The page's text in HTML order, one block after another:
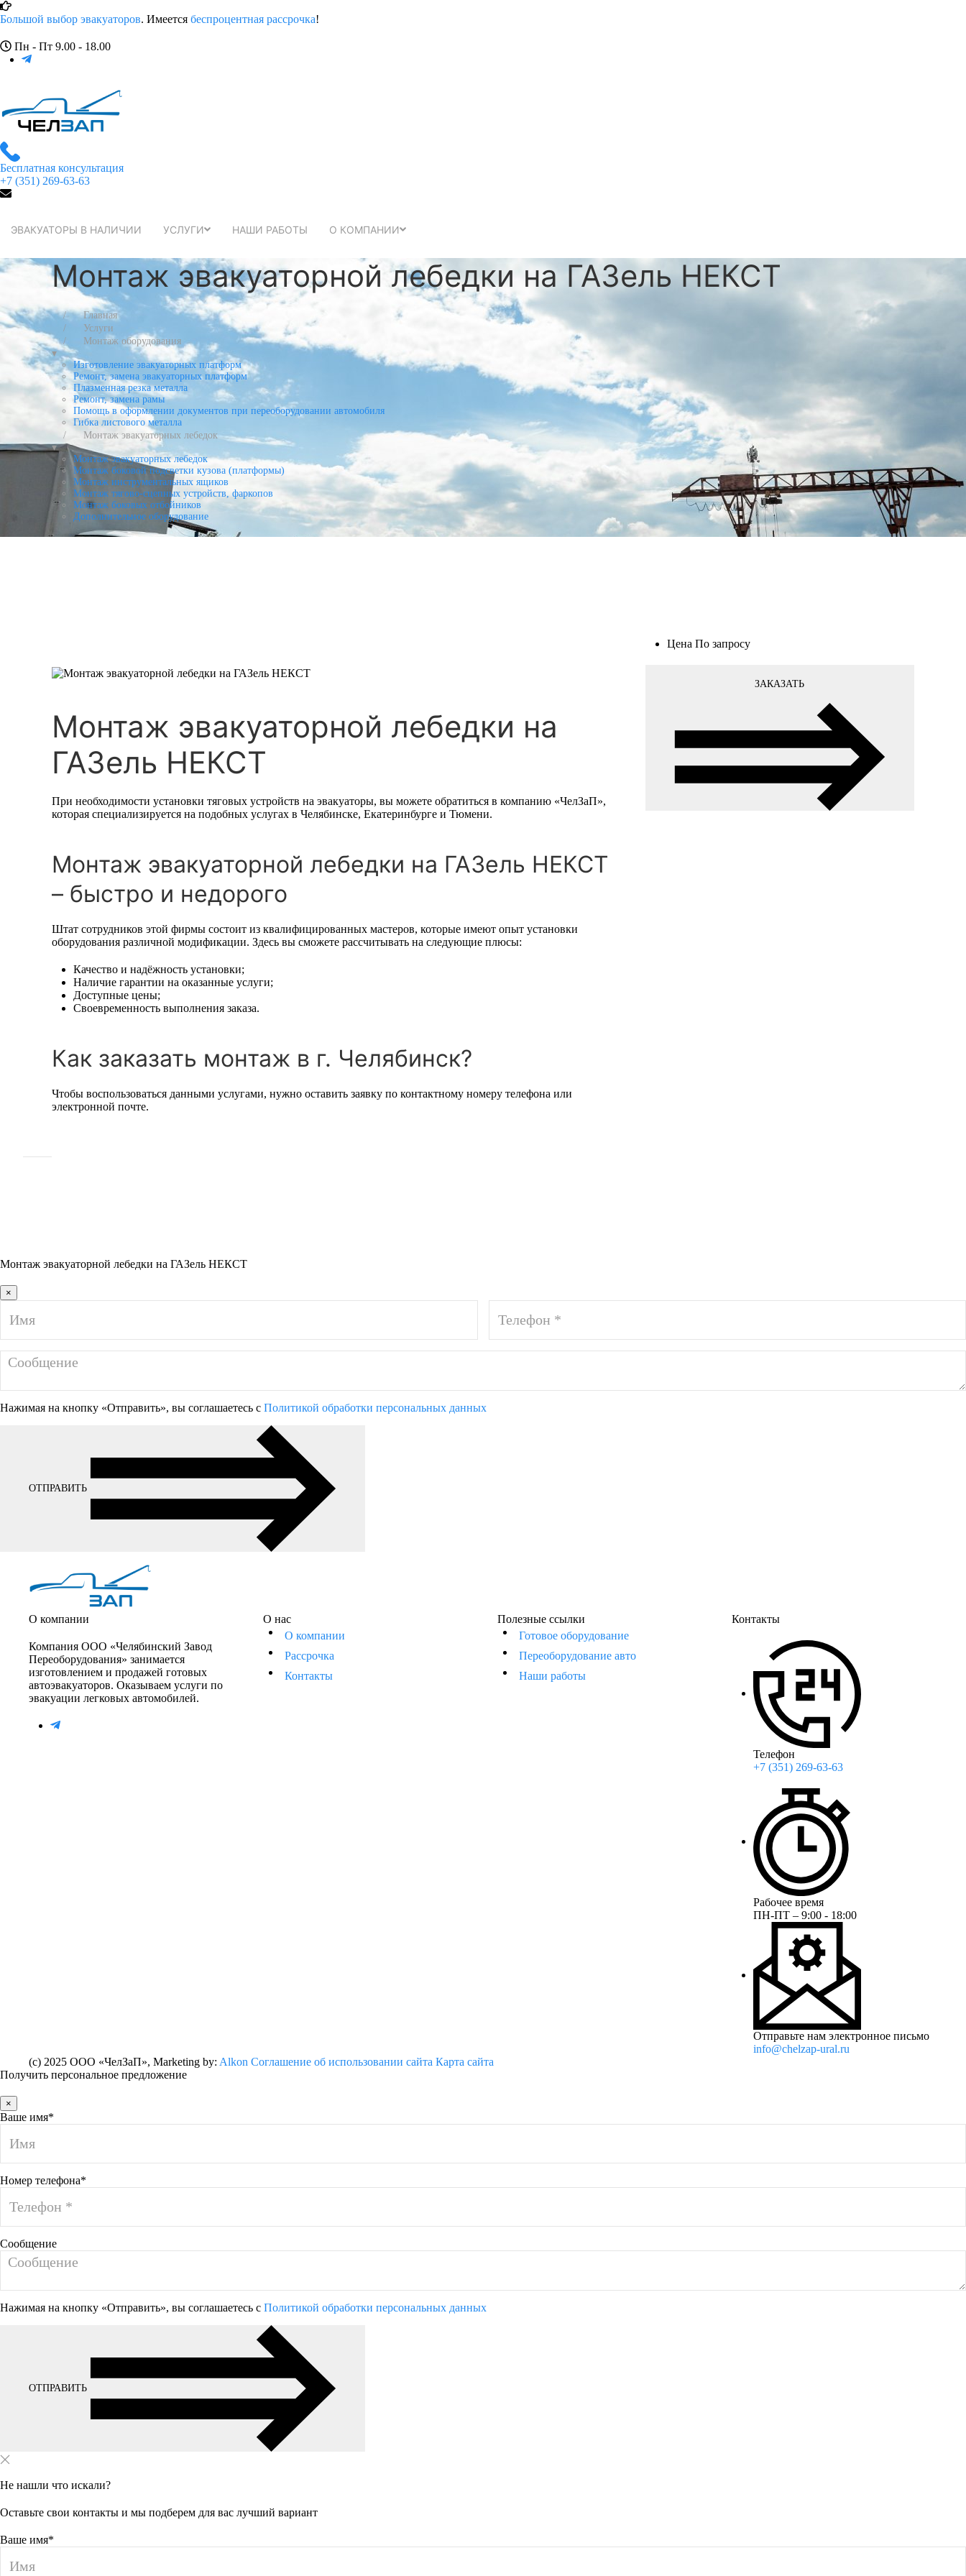
Большой выбор эвакуаторов. Имеется беспроцентная рассрочка!
Пн - Пт 9.00 - 18.00
Бесплатная консультация
+7 (351) 269-63-63
ЭВАКУАТОРЫ В НАЛИЧИИ УСЛУГИ НАШИ РАБОТЫ О КОМПАНИИ
Монтаж эвакуаторной лебедки на ГАЗель НЕКСТ
Главная
Услуги
Монтаж оборудования
▾
Изготовление эвакуаторных платформ
Ремонт, замена эвакуаторных платформ
Плазменная резка металла
Ремонт, замена рамы
Помощь в оформлении документов при переоборудовании автомобиля
Гибка листового металла
Монтаж эвакуаторных лебедок
▾
Монтаж эвакуаторных лебедок
Монтаж боковой подсветки кузова (платформы)
Монтаж инструментальных ящиков
Монтаж тягово-сцепных устройств, фаркопов
Монтаж боковых отбойников
Дополнительное оборудование
Монтаж эвакуаторной лебедки на
ГАЗель НЕКСТ
При необходимости установки тяговых устройств на эвакуаторы, вы можете обратиться в компанию «ЧелЗаП»,
которая специализируется на подобных услугах в Челябинске, Екатеринбурге и Тюмени.
Монтаж эвакуаторной лебедки на ГАЗель НЕКСТ
– быстро и недорого
Штат сотрудников этой фирмы состоит из квалифицированных мастеров, которые имеют опыт установки
оборудования различной модификации. Здесь вы сможете рассчитывать на следующие плюсы:
Качество и надёжность установки;
Наличие гарантии на оказанные услуги;
Доступные цены;
Своевременность выполнения заказа.
Как заказать монтаж в г. Челябинск?
Чтобы воспользоваться данными услугами, нужно оставить заявку по контактному номеру телефона или
электронной почте.
Цена По запросу
ЗАКАЗАТЬ
Монтаж эвакуаторной лебедки на ГАЗель НЕКСТ
×
Нажимая на кнопку «Отправить», вы соглашаетесь с Политикой обработки персональных данных
ОТПРАВИТЬ
О компании
Компания ООО «Челябинский Завод
Переоборудования» занимается
изготовлением и продажей готовых
автоэвакуаторов. Оказываем услуги по
эвакуации легковых автомобилей.
Контакты
Телефон
+7 (351) 269-63-63
Рабочее время
ПН-ПТ – 9:00 - 18:00
Отправьте нам электронное письмо
info@chelzap-ural.ru
О нас
О компании
Рассрочка
Контакты
Полезные ссылки
Готовое оборудование
Переоборудование авто
Наши работы
(c) 2025 ООО «ЧелЗаП», Marketing by: Alkon Соглашение об использовании сайта Карта сайта
Получить персональное предложение
×
Ваше имя*
Номер телефона*
Сообщение
Нажимая на кнопку «Отправить», вы соглашаетесь с Политикой обработки персональных данных
ОТПРАВИТЬ
Не нашли что искали?
Оставьте свои контакты и мы подберем для вас лучший вариант
Ваше имя*